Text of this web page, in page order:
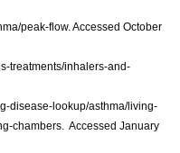
peak-flow. Accessed October
treatments/inhalers-and-
disease-lookup/asthma/living-
chambers. Accessed January